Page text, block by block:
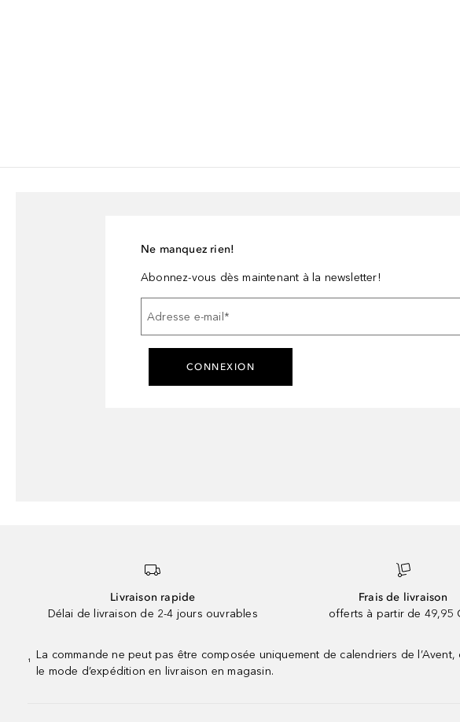
Ne manquez rien!
Abonnez-vous dès maintenant à la newsletter!
Adresse e-mail *
CONNEXION
Livraison rapide
Délai de livraison de 2-4 jours ouvrables
Frais de livraison
offerts à partir de 49,95
¹
La commande ne peut pas être composée uniquement de calendriers de
le mode d’expédition en livraison en magasin.